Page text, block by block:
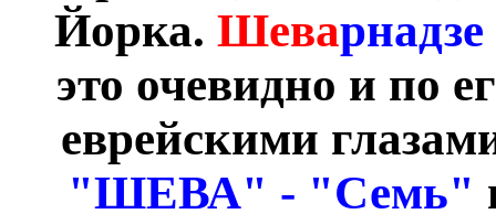
Йорка. Шеварнадзе
это очевидно и по
еврейскими
"ШЕВА" - "Семь"